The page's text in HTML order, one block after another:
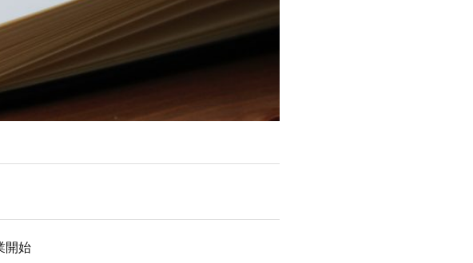
開始